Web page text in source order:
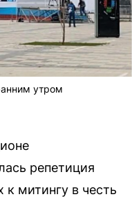
утром
репетиция
митингу в честь